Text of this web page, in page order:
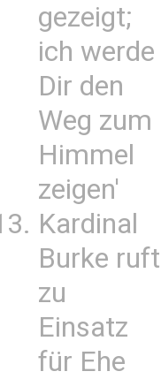
gezeigt;
ich werde
Dir den
Weg zum
Himmel
zeigen'
Kardinal
Burke ruft
zu
Einsatz
für Ehe